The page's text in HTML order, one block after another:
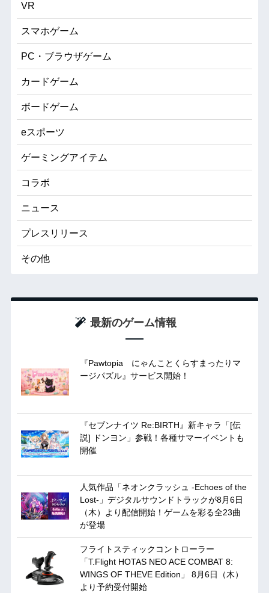
VR
スマホゲーム
PC・ブラウザゲーム
カードゲーム
ボードゲーム
eスポーツ
ゲーミングアイテム
コラボ
ニュース
プレスリリース
その他
最新のゲーム情報
『Pawtopia にゃんことくらすまったりマ
ージパズル』サービス開始！
『セブンナイツ Re:BIRTH』新キャラ「[伝
説] ドンヨン」参戦！各種サマーイベントも
開催
人気作品「ネオンクラッシュ -Echoes of the
Lost-」デジタルサウンドトラックが8月6日
（木）より配信開始！ゲームを彩る全23曲
が登場
フライトスティックコントローラー
「T.Flight HOTAS NEO ACE COMBAT 8:
WINGS OF THEVE Edition」 8月6日（木）
より予約受付開始